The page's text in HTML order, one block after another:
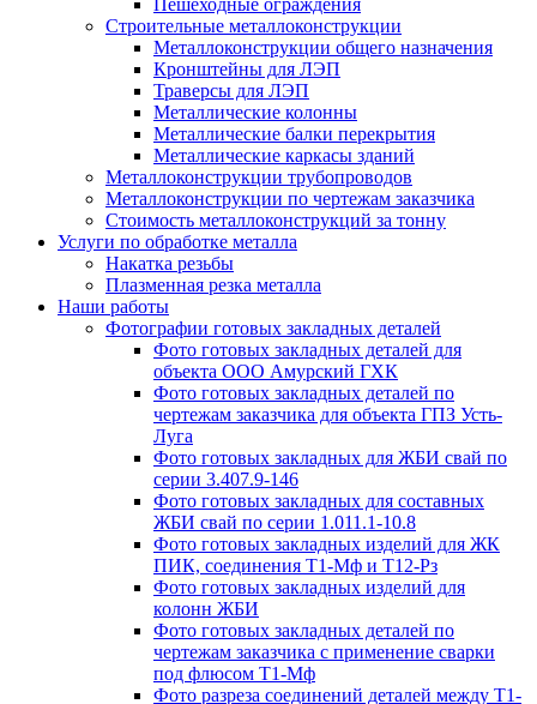
Пешеходные ограждения
Строительные металлоконструкции
Металлоконструкции общего назначения
Кронштейны для ЛЭП
Траверсы для ЛЭП
Металлические колонны
Металлические балки перекрытия
Металлические каркасы зданий
Металлоконструкции трубопроводов
Металлоконструкции по чертежам заказчика
Cтоимость металлоконструкций за тонну
Услуги по обработке металла
Накатка резьбы
Плазменная резка металла
Наши работы
Фотографии готовых закладных деталей
Фото готовых закладных деталей для
объекта ООО Амурский ГХК
Фото готовых закладных деталей по
чертежам заказчика для объекта ГПЗ Усть-
Луга
Фото готовых закладных для ЖБИ свай по
серии 3.407.9-146
Фото готовых закладных для составных
ЖБИ свай по серии 1.011.1-10.8
Фото готовых закладных изделий для ЖК
ПИК, соединения Т1-Мф и Т12-Рз
Фото готовых закладных изделий для
колонн ЖБИ
Фото готовых закладных деталей по
чертежам заказчика с применение сварки
под флюсом Т1-Мф
Фото разреза соединений деталей между Т1-